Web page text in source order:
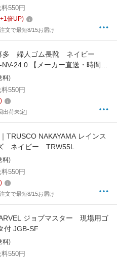
550円
1倍UP)
文で最短8/15お届け
多 婦人ゴム長靴 ネイビー
24.0 【メーカー直送・時間指
料)
550円
出荷未定]
TRUSCO NAKAYAMA レインス
ネイビー TRW55L
料)
550円
文で最短8/15お届け
ジョブマスター 現場用ゴ
付 JGB-SF
料)
550円